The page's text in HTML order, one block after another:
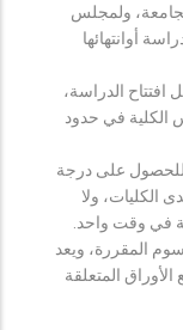
ولمجلس
أوانتهائها
افتتاح الدراسة،
الكلية في حدود
للحصول على درجة
الكليات، ولا
في وقت واحد.
المقررة، ويعد
المتعلقة